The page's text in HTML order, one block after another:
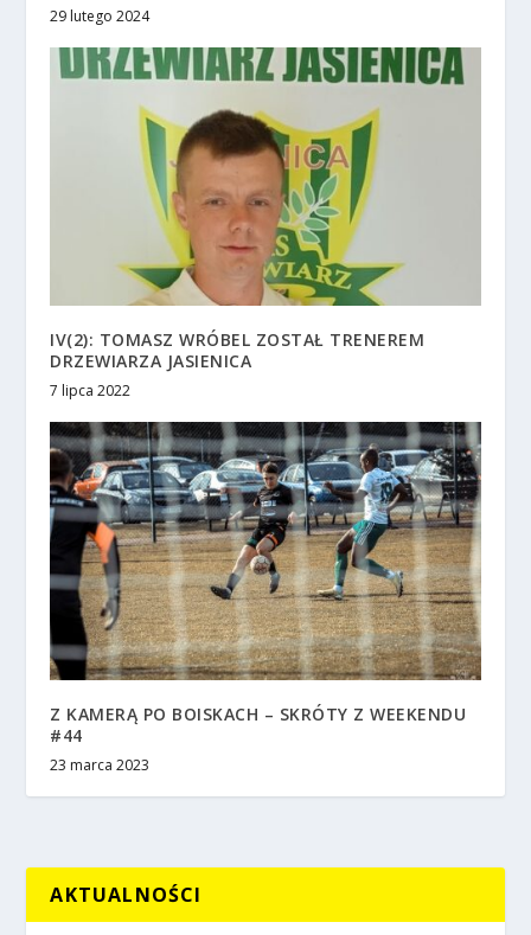
29 lutego 2024
IV(2): TOMASZ WRÓBEL ZOSTAŁ TRENEREM
DRZEWIARZA JASIENICA
7 lipca 2022
Z KAMERĄ PO BOISKACH – SKRÓTY Z WEEKENDU
#44
23 marca 2023
AKTUALNOŚCI